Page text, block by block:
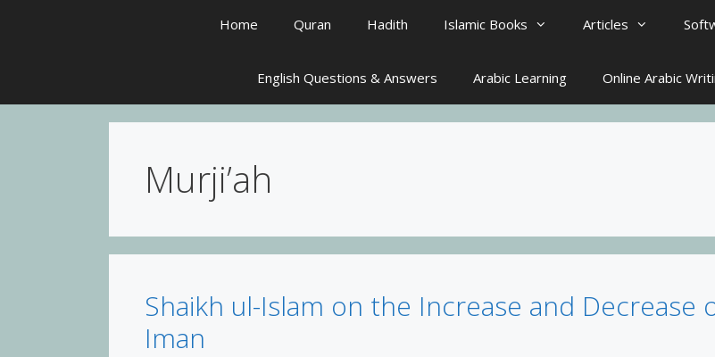
Home Quran Hadith Islamic Books Articles
English Questions & Answers Arabic Learning Online Arabic
Murji’ah
Shaikh ul-Islam on the Increase and Decrease
Iman